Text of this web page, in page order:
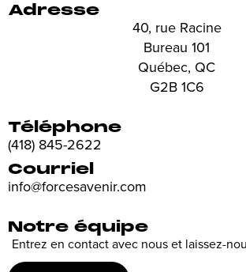
Adresse
40, rue Racine
Bureau 101
Québec, QC
G2B 1C6
Téléphone
(418) 845-2622
Courriel
info@forcesavenir.com
Notre équipe
Entrez en contact avec nous et laissez-